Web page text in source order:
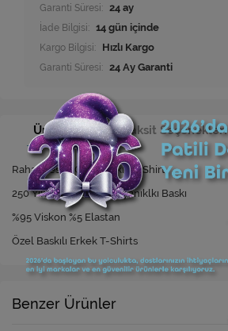
Garanti Süresi: 24 ay
İade Bilgisi:
Kargo Bilgisi: Hızlı Kargo
Garanti Süresi: 24 Ay Garanti
Ürün Bilgisi Taksit Seçenekleri
Rahat Kesim Özel Baskılı T-Shirt
250 Yıkamaya Kadar Dayanıklkı Baskı
%95 Viskon %5 Elastan
Özel Baskılı Erkek T-Shirts
Benzer Ürünler